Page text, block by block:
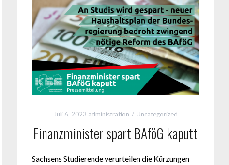
Juli 6, 2023 administration Uncategorized
Finanzminister spart BAföG kaputt
Sachsens Studierende verurteilen die Kürzungen